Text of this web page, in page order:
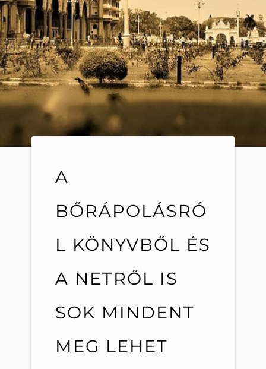
A
BŐRÁPOLÁSRÓ
L KÖNYVBŐL ÉS
A NETRŐL IS
SOK MINDENT
MEG LEHET